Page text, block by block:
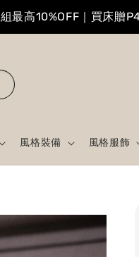
最高10%OFF｜買床贈
風格裝備 風格服飾